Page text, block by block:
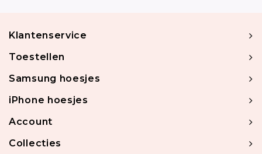
Klantenservice
Toestellen
Samsung hoesjes
iPhone hoesjes
Account
Collecties